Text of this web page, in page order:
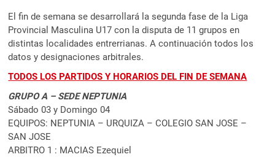
El fin de semana se desarrollará la segunda fase de la Liga
Provincial Masculina U17 con la disputa de 11 grupos en
distintas localidades entrerrianas. A continuación todos los
datos y designaciones arbitrales.
TODOS LOS PARTIDOS Y HORARIOS DEL FIN DE SEMANA
GRUPO A – SEDE NEPTUNIA
Sábado 03 y Domingo 04
EQUIPOS: NEPTUNIA – URQUIZA – COLEGIO SAN JOSE –
SAN JOSE
ARBITRO 1 : MACIAS Ezequiel